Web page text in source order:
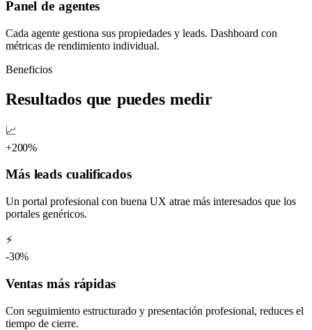
Panel de agentes
Cada agente gestiona sus propiedades y leads. Dashboard con
métricas de rendimiento individual.
Beneficios
Resultados que puedes medir
📈
+200%
Más leads cualificados
Un portal profesional con buena UX atrae más interesados que los
portales genéricos.
⚡
-30%
Ventas más rápidas
Con seguimiento estructurado y presentación profesional, reduces el
tiempo de cierre.